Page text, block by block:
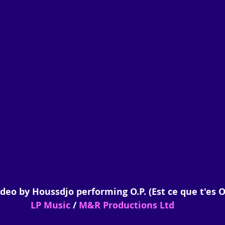
by Houssdjo performing O.P. (Est ce que t'es
LP Music / M&R Productions Ltd